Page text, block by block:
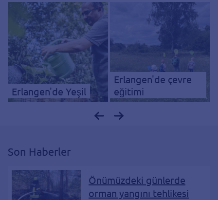
Erlangen'de Yeşil
Erlangen'de çevre
eğitimi
Son Haberler
Önümüzdeki günlerde
orman yangını tehlikesi